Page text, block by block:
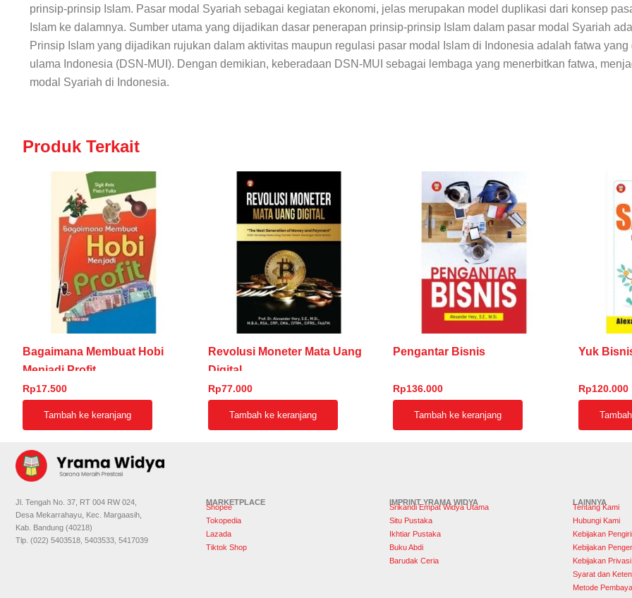
prinsip-prinsip Islam. Pasar modal Syariah sebagai kegiatan ekonomi, jelas merupakan model duplikasi dari konsep
Islam ke dalamnya. Sumber utama yang dijadikan dasar penerapan prinsip-prinsip Islam dalam pasar modal Syariah
Prinsip Islam yang dijadikan rujukan dalam aktivitas maupun regulasi pasar modal Islam di Indonesia adalah fatwa
ulama Indonesia (DSN-MUI). Dengan demikian, keberadaan DSN-MUI sebagai lembaga yang menerbitkan fatwa,
modal Syariah di Indonesia.
Produk Terkait
Bagaimana Membuat Hobi
Menjadi Profit
Rp17.500
Tambah ke keranjang
Revolusi Moneter Mata Uang
Digital
Rp77.000
Tambah ke keranjang
Pengantar Bisnis
Rp136.000
Tambah ke keranjang
Yuk
Rp120.000
Jl. Tengah No. 37, RT 004 RW 024,
Desa Mekarrahayu, Kec. Margaasih,
Kab. Bandung (40218)
Tlp. (022) 5403518, 5403533, 5417039
MARKETPLACE
Shopee
Tokopedia
Lazada
Tiktok Shop
IMPRINT YRAMA WIDYA
Srikandi Empat Widya Utama
Situ Pustaka
Ikhtiar Pustaka
Buku Abdi
Barudak Ceria
LAINNYA
Tentang Kami
Hubungi Kami
Kebijakan
Kebijakan
Kebijakan Privasi
Syarat dan
Metode